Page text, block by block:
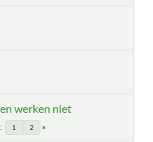
werken niet
1 2